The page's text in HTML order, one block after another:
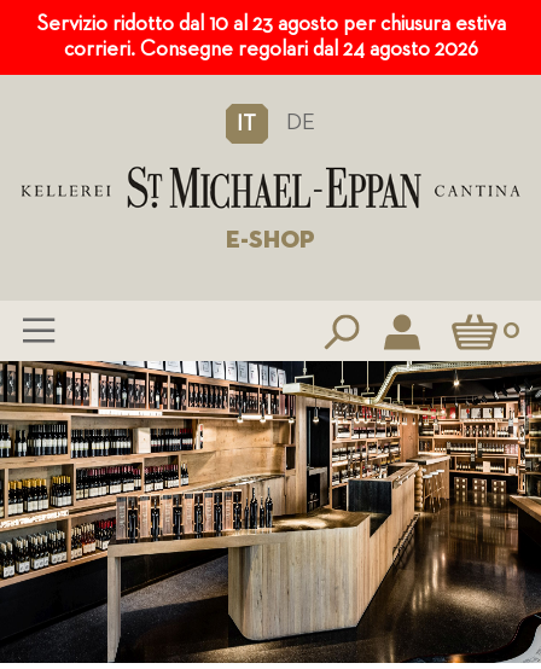
Servizio ridotto dal 10 al 23 agosto per chiusura estiva
corrieri. Consegne regolari dal 24 agosto 2026
IT DE
E-SHOP
Carrello0
Salta
al
contenuto